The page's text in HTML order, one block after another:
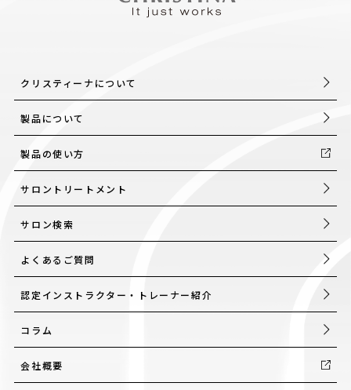
クリスティーナについて
製品について
製品の使い方
サロントリートメント
サロン検索
よくあるご質問
認定インストラクター・トレーナー紹介
コラム
会社概要